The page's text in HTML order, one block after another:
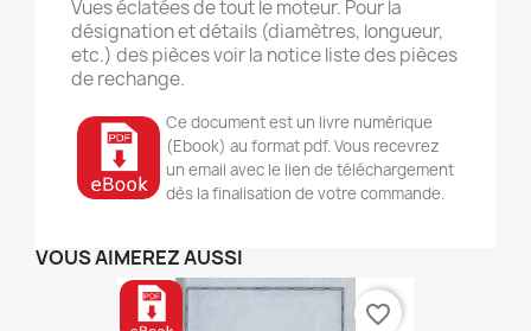
Vues éclatées de tout le moteur. Pour la
désignation et détails (diamètres, longueur,
etc.) des pièces voir la notice liste des pièces
de rechange.
Ce document est un livre numérique
(Ebook) au format pdf. Vous recevrez
un email avec le lien de téléchargement
dès la finalisation de votre commande.
VOUS AIMEREZ AUSSI
favorite_border